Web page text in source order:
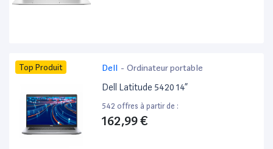
Top Produit Dell - Ordinateur portable
Dell Latitude 5420 14”
542 offres à partir de :
162,99 €